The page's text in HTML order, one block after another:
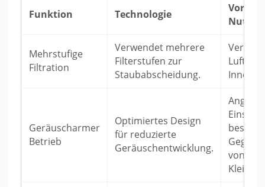
Funktion Technologie
Vorteil
Nutzer
Mehrstufige
Filtration
Verwendet mehrere
Filterstufen zur
Staubabscheidung.
Geräuscharmer
Betrieb
Optimiertes Design
für reduzierte
Geräuschentwicklung.
Einsatz,
von